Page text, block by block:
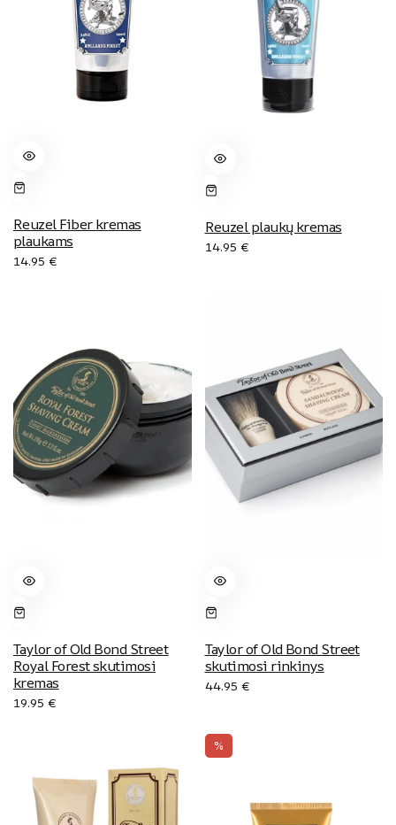
Reuzel Fiber kremas
plaukams
14.95 €
Reuzel plaukų kremas
14.95 €
Taylor of Old Bond Street
Royal Forest skutimosi
kremas
19.95 €
Taylor of Old Bond Street
skutimosi rinkinys
44.95 €
%